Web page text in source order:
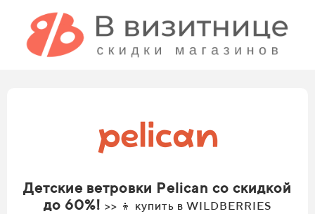
Детские ветровки Pelican со скидкой
до 60%! >> 👦 купить в WILDBERRIES